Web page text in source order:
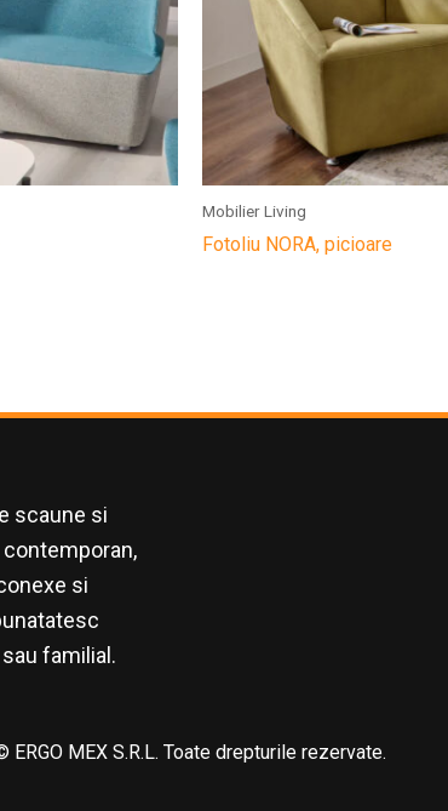
Mobilier Living
Fotoliu NORA, picioare
scaune si
si
familial.
ERGO MEX S.R.L. Toate drepturile rezervate.